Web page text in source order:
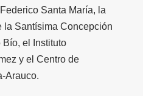
Santa María, la
la Santísima Concepción
el Instituto
y el Centro de
Arauco.